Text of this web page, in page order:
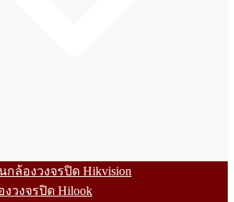
ล้องวงจรปิด Hikvision
วงจรปิด Hilook